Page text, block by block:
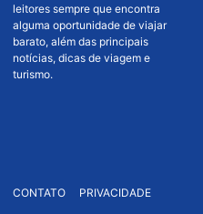
leitores sempre que encontra
alguma oportunidade de viajar
barato, além das principais
notícias, dicas de viagem e
turismo.
CONTATO PRIVACIDADE